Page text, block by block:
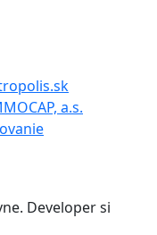
a.s.
Developer si